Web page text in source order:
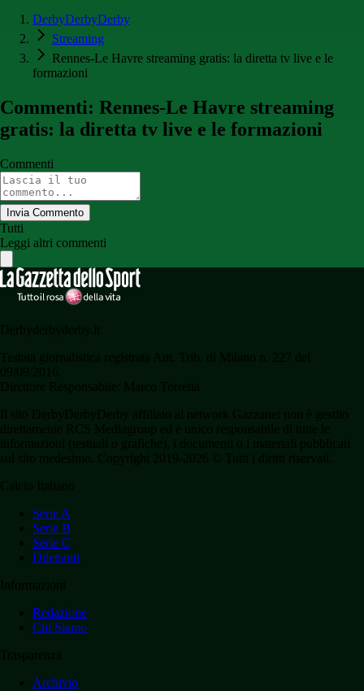
DerbyDerbyDerby
Streaming
Rennes-Le Havre streaming gratis: la diretta tv live e le
formazioni
Commenti: Rennes-Le Havre streaming
gratis: la diretta tv live e le formazioni
Commenti
Invia Commento
Tutti
Leggi altri commenti
Serie A
Serie B
Serie C
Dilettanti
Redazione
Chi Siamo
Archivio